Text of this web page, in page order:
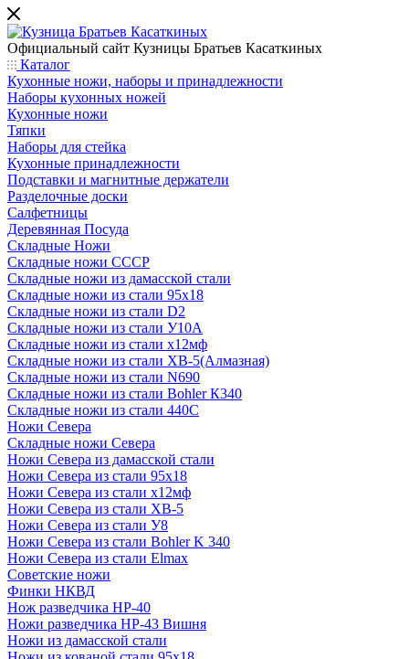
Официальный сайт Кузницы Братьев Касаткиных
Каталог
Кухонные ножи, наборы и принадлежности
Наборы кухонных ножей
Кухонные ножи
Тяпки
Наборы для стейка
Кухонные принадлежности
Подставки и магнитные держатели
Разделочные доски
Салфетницы
Деревянная Посуда
Складные Ножи
Cкладные ножи СССР
Складные ножи из дамасской стали
Складные ножи из стали 95х18
Складные ножи из стали D2
Складные ножи из стали У10А
Складные ножи из стали х12мф
Складные ножи из стали ХВ-5(Алмазная)
Складные ножи из стали N690
Складные ножи из стали Bohler К340
Складные ножи из стали 440С
Ножи Севера
Складные ножи Севера
Ножи Севера из дамасской стали
Ножи Севера из стали 95х18
Ножи Севера из стали х12мф
Ножи Севера из стали ХВ-5
Ножи Севера из стали У8
Ножи Севера из стали Bohler K 340
Ножи Севера из стали Elmax
Советские ножи
Финки НКВД
Нож разведчика НР-40
Ножи разведчика НР-43 Вишня
Ножи из дамасской стали